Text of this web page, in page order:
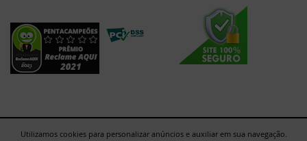
Utilizamos cookies para personalizar anúncios e auxiliar em sua navegação.